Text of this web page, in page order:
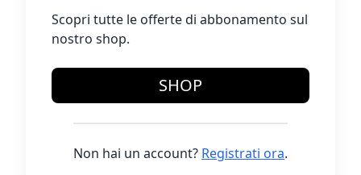
Scopri tutte le offerte di abbonamento sul
nostro shop.
SHOP
Non hai un account? Registrati ora.